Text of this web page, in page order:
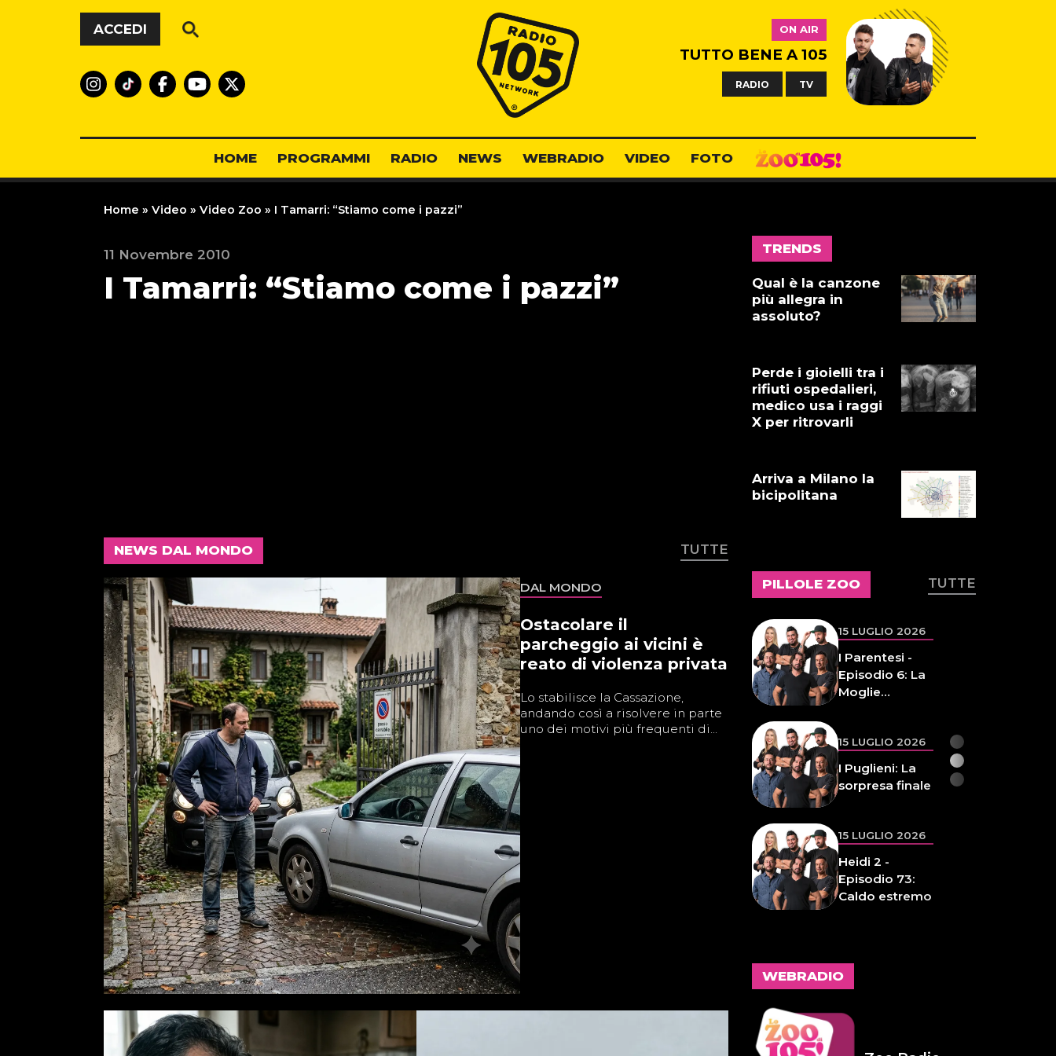
Vai al contenuto
ACCEDI
Radio 105
ON AIR
TUTTO BENE A 105
RADIO TV
HOME PROGRAMMI RADIO NEWS WEBRADIO VIDEO FOTO
Home » Video » Video Zoo » I Tamarri: “Stiamo come i pazzi”
11 Novembre 2010
I Tamarri: “Stiamo come i pazzi”
NEWS DAL MONDO TUTTE
DAL MONDO
Ostacolare il
parcheggio ai vicini è
reato di violenza privata
Lo stabilisce la Cassazione,
andando così a risolvere in parte
uno dei motivi più frequenti di...
TRENDS
Qual è la canzone
più allegra in
assoluto?
Perde i gioielli tra i
rifiuti ospedalieri,
medico usa i raggi
X per ritrovarli
Arriva a Milano la
bicipolitana
PILLOLE ZOO TUTTE
Episodio 14
16 LUGLIO 2026
Ennio 103:
Revisione alle
Storie Fuffa 13
15 LUGLIO 2026
I Parentesi -
Episodio 6: La
Moglie
15 LUGLIO 2026
I Puglieni: La
sorpresa finale
15 LUGLIO 2026
Heidi 2 -
Episodio 73:
Caldo estremo
L'inspiegabile
virtù dei
d'anima 32
WEBRADIO